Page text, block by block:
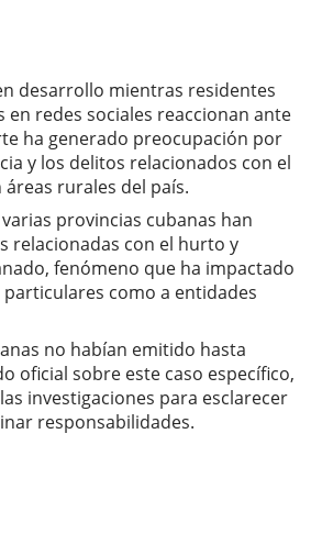
desarrollo mientras residentes
en redes sociales reaccionan ante
ha generado preocupación por
y los delitos relacionados con el
rurales del país.
provincias cubanas han
relacionadas con el hurto y
fenómeno que ha impactado
como a entidades
no habían emitido hasta
oficial sobre este caso específico,
investigaciones para esclarecer
responsabilidades.